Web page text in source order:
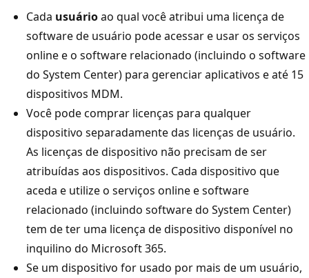
Cada usuárioao qual você atribui uma licença de
software de usuário pode acessar e usar os serviços
online e o software relacionado (incluindo o software
do System Center) para gerenciar aplicativos e até 15
dispositivos MDM.
Você pode comprar licenças para qualquer
dispositivo separadamente das licenças de usuário.
As licenças de dispositivo não precisam de ser
atribuídas aos dispositivos. Cada dispositivo que
aceda e utilize o serviços online e software
relacionado (incluindo software do System Center)
tem de ter uma licença de dispositivo disponível no
inquilino do Microsoft 365.
Se um dispositivo for usado por mais de um usuário,